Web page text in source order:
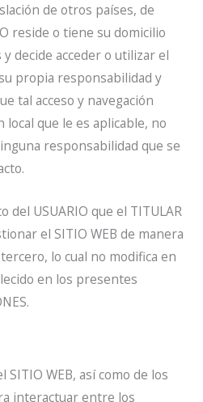
de otros países, de
reside o tiene su domicilio
decide acceder o utilizar el
propia responsabilidad y
tal acceso y navegación
local que le es aplicable, no
responsabilidad que se
del USUARIO que el TITULAR
el SITIO WEB de manera
lo cual no modifica en
en los presentes
SITIO WEB, así como de los
interactuar entre los